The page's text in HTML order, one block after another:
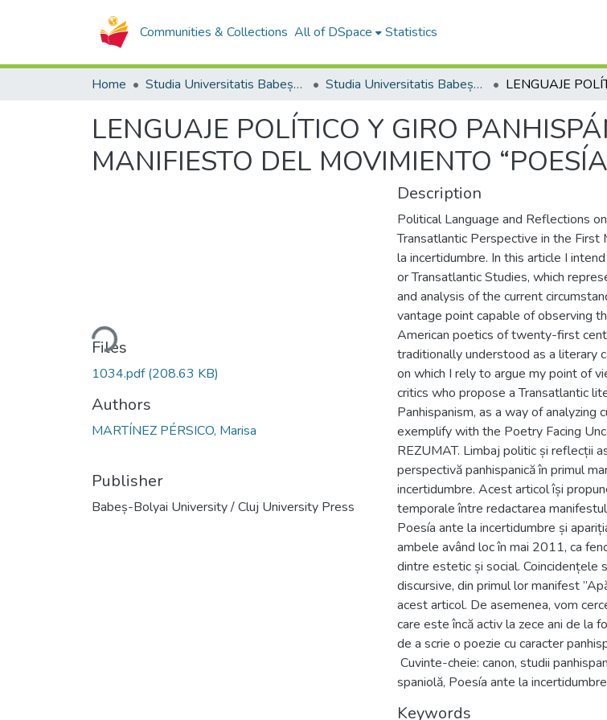
Communities & Collections All of DSpace Statistics
Home Studia Universitatis Babeș-Bolyai Collection Studia Universitatis Babeș-Bolyai Philologia
LENGUAJE POLÍTICO Y GIRO
MANIFIESTO DEL MOVIMIENTO
Loading...
Files
1034.pdf(208.63 KB)
Authors
MARTÍNEZ PÉRSICO, Marisa
Publisher
Babeș-Bolyai University / Cluj University Press
Description
Political Language and Reflections
Transatlantic Perspective in the
la incertidumbre. In this article I
or Transatlantic Studies, which
and analysis of the current
vantage point capable of observing
American poetics of twenty-first
traditionally understood as a literary
on which I rely to argue my point of
critics who propose a Transatlantic
Panhispanism, as a way of analyzing
exemplify with the Poetry Facing
REZUMAT. Limbaj politic și reflecții
perspectivă panhispanică în primul
incertidumbre. Acest articol își
temporale între redactarea
Poesía ante la incertidumbre și
ambele având loc în mai 2011, ca
dintre estetic și social. Coincidențele
discursive, din primul lor manifest
acest articol. De asemenea, vom
care este încă activ la zece ani de la
de a scrie o poezie cu caracter
Cuvinte-cheie: canon, studii
spaniolă, Poesía ante la incertidumbre
Keywords